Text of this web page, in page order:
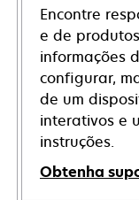
Encontre
e de
informações
configurar,
de um
interativos e
instruções.
Obtenha